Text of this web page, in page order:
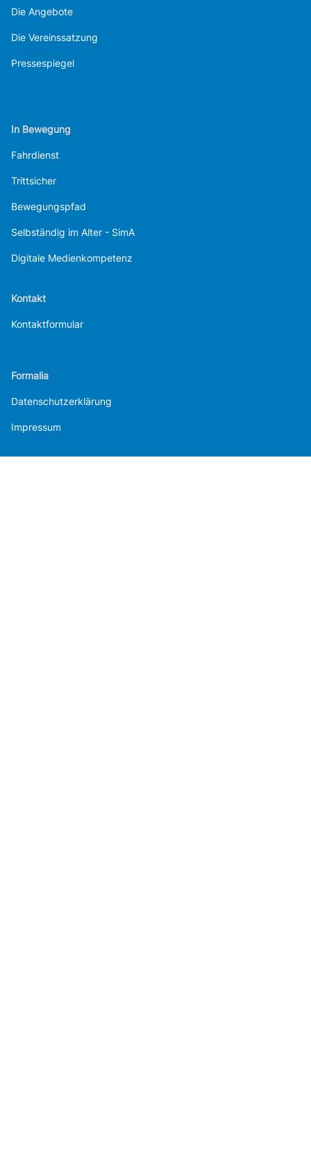
Die Angebote
Die Vereinssatzung
Pressespiegel
In Bewegung
Fahrdienst
Trittsicher
Bewegungspfad
Selbständig im Alter - SimA
Digitale Medienkompetenz
Kontakt
Kontaktformular
Formalia
Datenschutzerklärung
Impressum